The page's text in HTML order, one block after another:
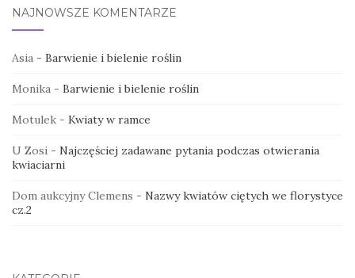
NAJNOWSZE KOMENTARZE
Asia - Barwienie i bielenie roślin
Monika - Barwienie i bielenie roślin
Motulek - Kwiaty w ramce
U Zosi - Najczęściej zadawane pytania podczas otwierania
kwiaciarni
Dom aukcyjny Clemens - Nazwy kwiatów ciętych we florystyce
cz.2